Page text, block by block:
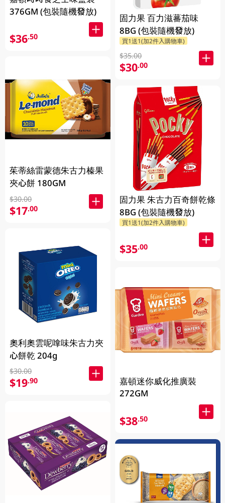
376GM (包裝隨機發放)
$36.50
茱蒂絲雷蒙德朱古力榛果
夾心餅 180GM
$30.00
$17.00
奧利奧雲呢嗱味朱古力夾
心餅乾 204g
$30.00
$19.90
固力果 百力滋蕃茄味
8BG (包裝隨機發放)
買1送1(加2件入購物車)
$35.00
$30.00
固力果 朱古力百奇餅乾條
8BG (包裝隨機發放)
買1送1(加2件入購物車)
$35.00
嘉頓迷你威化推廣裝
272GM
$38.50